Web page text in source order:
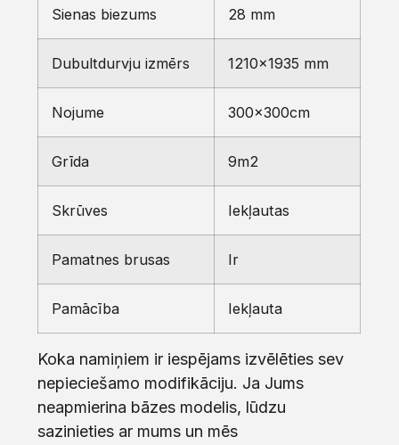
Sienas biezums 28 mm
Dubultdurvju izmērs 1210×1935 mm
Nojume 300x300cm
Grīda 9m2
Skrūves Iekļautas
Pamatnes brusas Ir
Pamācība Iekļauta
Koka namiņiem ir iespējams izvēlēties sev
nepieciešamo modifikāciju. Ja Jums
neapmierina bāzes modelis, lūdzu
sazinieties ar mums un mēs